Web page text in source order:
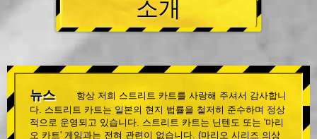
소개
뉴스
항상 저희 스트리트 카트를 사랑해 주셔서 감사합니
다. 스트리트 카트는 일본의 현지 법률을 철저히 준수하며 정상
적으로 운영되고 있습니다. 스트리트 카트는 닌텐도 또는 '마리
오 카트' 게임과는 전혀 관련이 없습니다. (마리오 시리즈 의상